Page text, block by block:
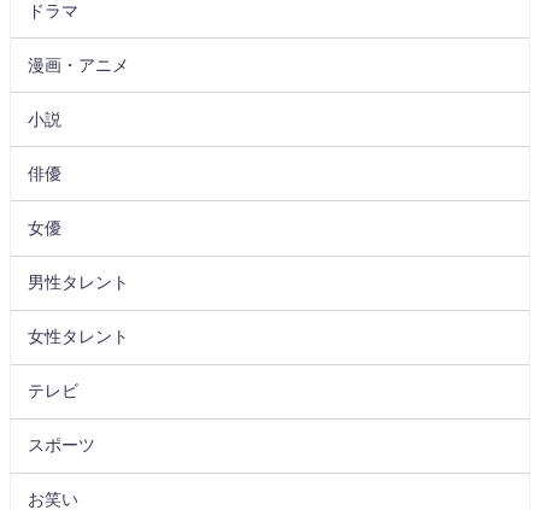
ドラマ
漫画・アニメ
小説
俳優
女優
男性タレント
女性タレント
テレビ
スポーツ
お笑い